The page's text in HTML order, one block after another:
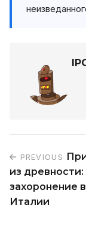
PREVIOUS
из древности:
захоронение в
Италии